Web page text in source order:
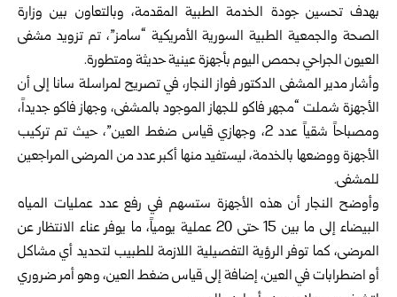
بهدف تحسين جودة الخدمة الطبية المقدمة، وبالتعاون بين وزارة
الصحة والجمعية الطبية السورية الأمريكية “سامز”، تم تزويد مشفى
العيون الجراحي بحمص اليوم بأجهزة عينية حديثة ومتطورة.
وأشار مدير المشفى الدكتور فواز النجار، في تصريح لمراسلة سانا إلى أن
الأجهزة شملت “مجهر فاكو للجهاز الموجود بالمشفى، وجهاز فاكو جديداً،
ومصباحاً شقياً عدد 2، وجهازي قياس ضغط العين”، حيث تم تركيب
الأجهزة ووضعها بالخدمة، ليستفيد منها أكبر عدد من المرضى المراجعين
للمشفى.
وأوضح النجار أن هذه الأجهزة ستسهم في رفع عدد عمليات المياه
البيضاء إلى ما بين 15 حتى 20 عملية يومياً، ما يوفر عناء الانتظار عن
المرضى، كما توفر الرؤية التفصيلية اللازمة للطبيب لتحديد أي مشاكل
أو اضطرابات في العين، إضافة إلى قياس ضغط العين، وهو أمر ضروري